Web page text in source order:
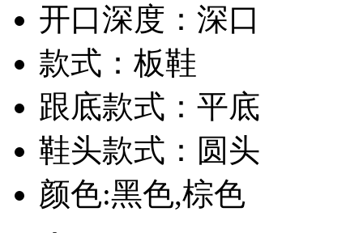
开口深度：深口
款式：板鞋
跟底款式：平底
鞋头款式：圆头
颜色:黑色,棕色